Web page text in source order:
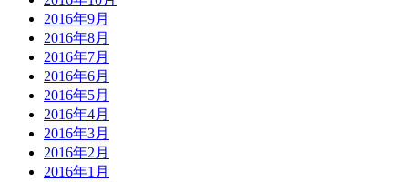
2016年9月
2016年8月
2016年7月
2016年6月
2016年5月
2016年4月
2016年3月
2016年2月
2016年1月